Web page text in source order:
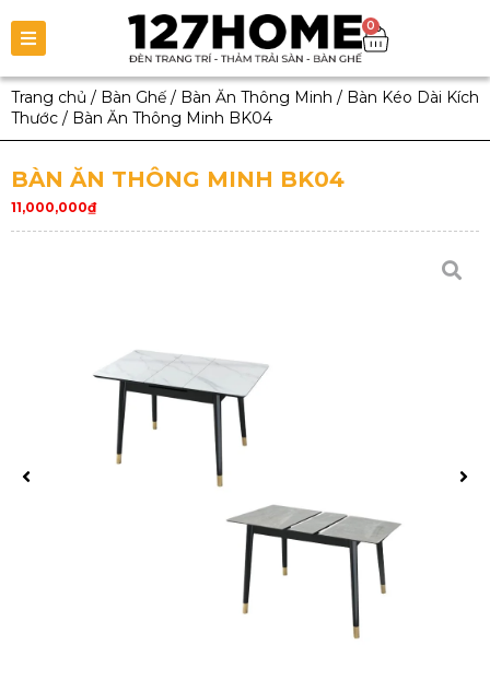
0
Trang chủ / Bàn Ghế / Bàn Ăn Thông Minh / Bàn Kéo Dài Kích
Thước / Bàn Ăn Thông Minh BK04
BÀN ĂN THÔNG MINH BK04
11,000,000₫